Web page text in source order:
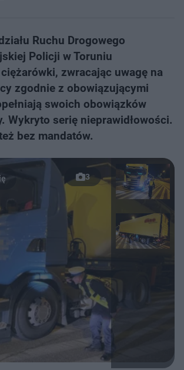
Ruchu Drogowego
Policji w Toruniu
zwracając uwagę na
zgodnie z obowiązującymi
swoich obowiązków
Wykryto serię nieprawidłowości.
bez mandatów.
3